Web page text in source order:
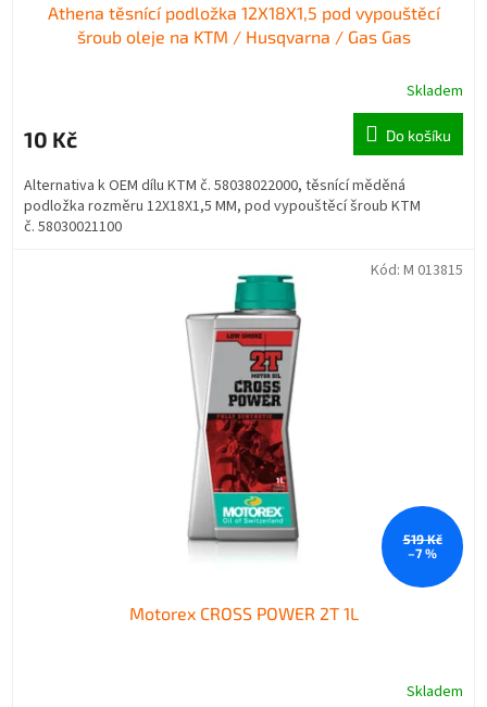
Athena těsnící podložka 12X18X1,5 pod vypouštěcí
šroub oleje na KTM / Husqvarna / Gas Gas
Skladem
10 Kč Do košíku
Alternativa k OEM dílu KTM č. 58038022000, těsnící měděná
podložka rozměru 12X18X1,5 MM, pod vypouštěcí šroub KTM
č. 58030021100
519 Kč
–7 %
Motorex CROSS POWER 2T 1L
Skladem
Kód: M 013815